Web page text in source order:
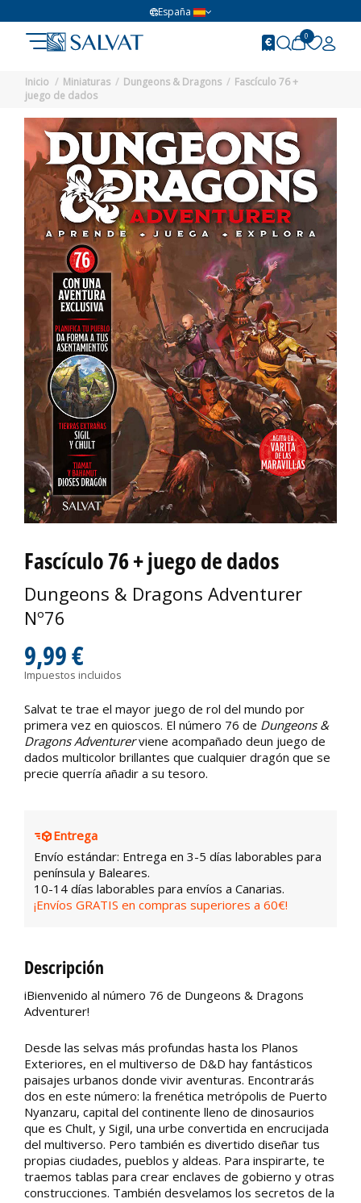
España
0
Inicio Miniaturas Dungeons & Dragons
Fascículo 76 +
juego de dados
Fascículo 76 + juego de dados
Dungeons & Dragons Adventurer
Nº76
9,99 €
Impuestos incluidos
Salvat te trae el mayor juego de rol del mundo por
primera vez en quioscos. El número 76 de Dungeons &
Dragons Adventurerviene acompañado deun juego de
dados multicolor brillantes que cualquier dragón que se
precie querría añadir a su tesoro.
Entrega
Envío estándar: Entrega en 3-5 días laborables para
península y Baleares.
10-14 días laborables para envíos a Canarias.
¡Envíos GRATIS en compras superiores a 60€!
Descripción
iBienvenido al número 76 de Dungeons & Dragons
Adventurer!
Desde las selvas más profundas hasta los Planos
Exteriores, en el multiverso de D&D hay fantásticos
paisajes urbanos donde vivir aventuras. Encontrarás
dos en este número: la frenética metrópolis de Puerto
Nyanzaru, capital del continente lleno de dinosaurios
que es Chult, y Sigil, una urbe convertida en encrucijada
del multiverso. Pero también es divertido diseñar tus
propias ciudades, pueblos y aldeas. Para inspirarte, te
traemos tablas para crear enclaves de gobierno y otras
construcciones. También desvelamos los secretos de la